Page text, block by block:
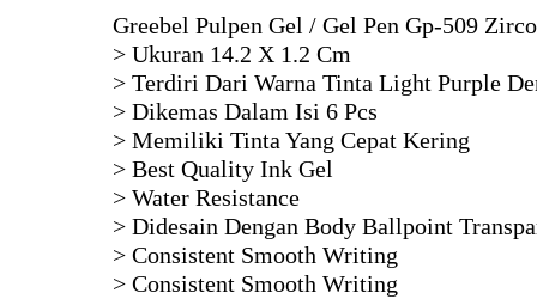
Greebel Pulpen Gel / Gel Pen Gp-509
> Ukuran 14.2 X 1.2 Cm
> Terdiri Dari Warna Tinta Light Purple
> Dikemas Dalam Isi 6 Pcs
> Memiliki Tinta Yang Cepat Kering
> Best Quality Ink Gel
> Water Resistance
> Didesain Dengan Body Ballpoint
> Consistent Smooth Writing
> Consistent Smooth Writing